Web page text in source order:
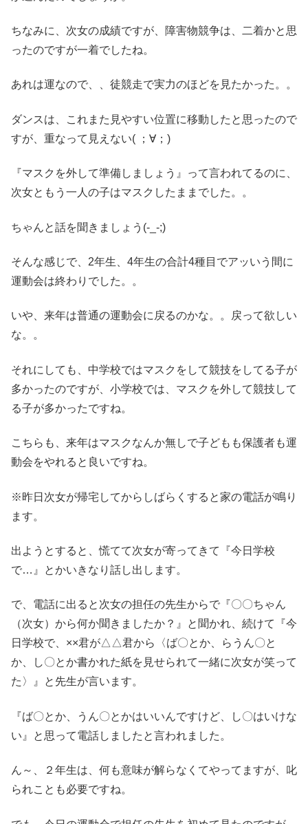
ちなみに、次女の成績ですが、障害物競争は、二着かと思
ったのですが一着でしたね。
あれは運なので、、徒競走で実力のほどを見たかった。。
ダンスは、これまた見やすい位置に移動したと思ったので
すが、重なって見えない( ；∀；)
『マスクを外して準備しましょう』って言われてるのに、
次女ともう一人の子はマスクしたままでした。。
ちゃんと話を聞きましょう(-_-;)
そんな感じで、2年生、4年生の合計4種目でアッいう間に
運動会は終わりでした。。
いや、来年は普通の運動会に戻るのかな。。戻って欲しい
な。。
それにしても、中学校ではマスクをして競技をしてる子が
多かったのですが、小学校では、マスクを外して競技して
る子が多かったですね。
こちらも、来年はマスクなんか無しで子どもも保護者も運
動会をやれると良いですね。
※昨日次女が帰宅してからしばらくすると家の電話が鳴り
ます。
出ようとすると、慌てて次女が寄ってきて『今日学校
で…』とかいきなり話し出します。
で、電話に出ると次女の担任の先生からで『〇〇ちゃん
（次女）から何か聞きましたか？』と聞かれ、続けて『今
日学校で、××君が△△君から〈ば〇とか、らうん〇と
か、し〇とか書かれた紙を見せられて一緒に次女が笑って
た〉』と先生が言います。
『ば〇とか、うん〇とかはいいんですけど、し〇はいけな
い』と思って電話しましたと言われました。
ん～、２年生は、何も意味が解らなくてやってますが、叱
られことも必要ですね。